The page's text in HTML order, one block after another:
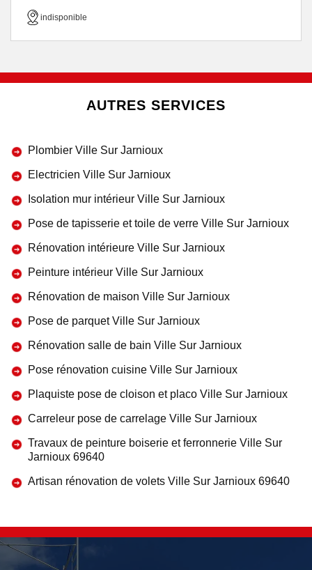
indisponible
AUTRES SERVICES
Plombier Ville Sur Jarnioux
Electricien Ville Sur Jarnioux
Isolation mur intérieur Ville Sur Jarnioux
Pose de tapisserie et toile de verre Ville Sur Jarnioux
Rénovation intérieure Ville Sur Jarnioux
Peinture intérieur Ville Sur Jarnioux
Rénovation de maison Ville Sur Jarnioux
Pose de parquet Ville Sur Jarnioux
Rénovation salle de bain Ville Sur Jarnioux
Pose rénovation cuisine Ville Sur Jarnioux
Plaquiste pose de cloison et placo Ville Sur Jarnioux
Carreleur pose de carrelage Ville Sur Jarnioux
Travaux de peinture boiserie et ferronnerie Ville Sur
Jarnioux 69640
Artisan rénovation de volets Ville Sur Jarnioux 69640